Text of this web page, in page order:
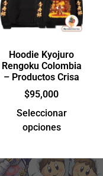
Hoodie Kyojuro
Rengoku Colombia
– Productos Crisa
$95,000
Seleccionar
opciones